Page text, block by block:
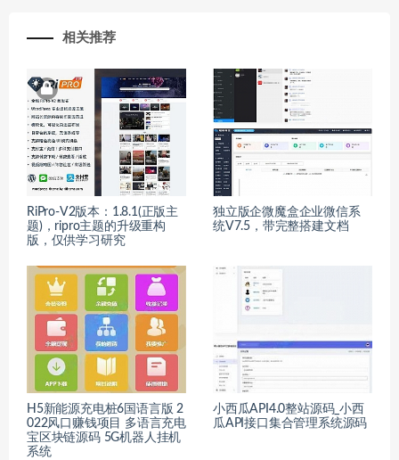
相关推荐
RiPro-V2版本：1.8.1(正版主
题)，ripro主题的升级重构
版，仅供学习研究
独立版企微魔盒企业微信系
统V7.5，带完整搭建文档
H5新能源充电桩6国语言版 2
022风口赚钱项目 多语言充电
宝区块链源码 5G机器人挂机
系统
小西瓜API4.0整站源码_小西
瓜API接口集合管理系统源码